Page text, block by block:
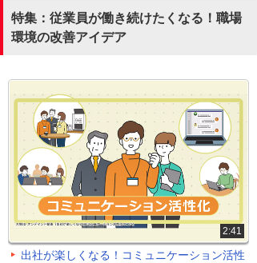
特集：従業員が働き続けたくなる！職場
環境の改善アイデア
2:41
出社が楽しくなる！コミュニケーション活性